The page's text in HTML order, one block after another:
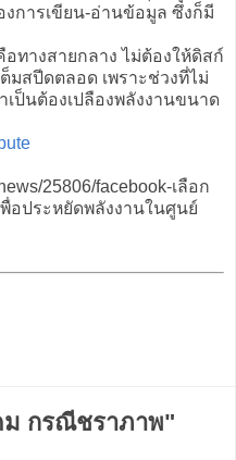
การเขียน-อ่านข้อมูล ซึ่งก็มี
ทางสายกลาง ไม่ต้องให้ดิสก์
มสปีดตลอด เพราะช่วงที่ไม่
ป็นต้องเปลืองพลังงานขนาด
25806/facebook-เลือก
อประหยัดพลังงานในศูนย์
ม กรณีชราภาพ"